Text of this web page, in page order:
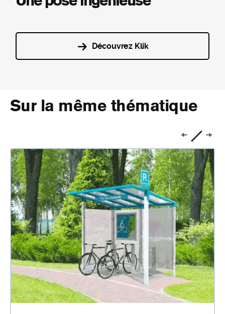
Découvrez Klik
Sur la même thématique